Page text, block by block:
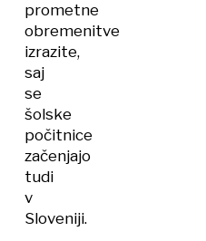
prometne
obremenitve
izrazite,
saj
se
šolske
počitnice
začenjajo
tudi
v
Sloveniji.